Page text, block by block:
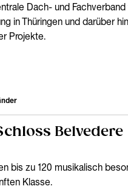
Dach- und Fachverband
in Thüringen und darüber
Projekte.
Belvedere
bis zu 120 musikalisch
Klasse.